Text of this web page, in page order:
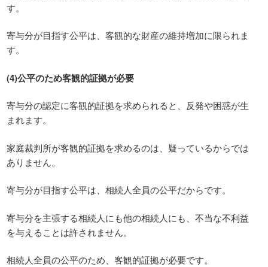
す。
寄与分が目指す公平は、客観的な財産の維持増加に限られま
す。
(4)公平のため客観的証拠が必要
寄与分の認定に客観的証拠を求められると、反発や困惑が生
まれます。
家庭裁判所が客観的証拠を求めるのは、疑っているからでは
ありません。
寄与分が目指す公平は、相続人全員の公平だからです。
寄与分を主張する相続人にも他の相続人にも、不当な不利益
を与えることは許されません。
相続人全員の公平のため、客観的証拠が必要です。